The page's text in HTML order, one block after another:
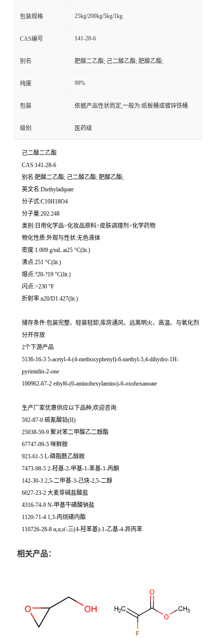
包装规格 25kg/200kg/5kg/1kg
CAS编号 141-28-6
别名 肥酸二乙酯; 己二酸乙酯; 肥酸乙酯;
纯度 99%
包装 依据产品性状而定,一般为:纸板桶或镀锌铁桶
级别 医药级
己二酸二乙酯
CAS:141-28-6
别名:肥酸二乙酯; 己二酸乙酯; 肥酸乙酯;
英文名:Diethyladipate
分子式:C10H18O4
分子量:202.248
类别:日用化学品>化妆品原料>皮肤调理剂>化学药物
物化性质:外观与性状:无色液体
密度:1.009 g/mL at25 °C(lit.)
沸点:251 °C(lit.)
熔点:?20-?19 °C(lit.)
闪点:>230 °F
折射率:n20/D1.427(lit.)
储存条件:包装完整、轻装轻卸,库房通风、远离明火、高温、与氧化剂
分开存放
2个下游产品
5136-16-3 5-acetyl-4-(4-methoxyphenyl)-6-methyl-3,4-dihydro-1H-
pyrimidin-2-one
100962-67-2 ethyl6-(6-aminohexylamino)-6-oxohexanoate
生产厂家优惠供应以下品种,欢迎咨询:
592-87-0 硫氰酸铅(II)
25038-59-9 聚对苯二甲酸乙二醇酯
67747-09-5 咪鲜胺
923-61-5 L-磷脂酰乙醇胺
7473-98-5 2-羟基-2-甲基-1-苯基-1-丙酮
142-30-3 2,5-二甲基-3-己炔-2,5-二醇
6027-23-2 大麦芽碱盐酸盐
4316-74-9 N-甲基牛磺酸钠盐
1120-71-4 1,3-丙烷磺内酯
110726-28-8 α,α,α'-三(4-羟苯基)-1-乙基-4-异丙苯
相关产品：